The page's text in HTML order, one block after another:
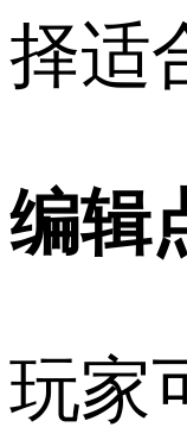
择适
编辑
玩家